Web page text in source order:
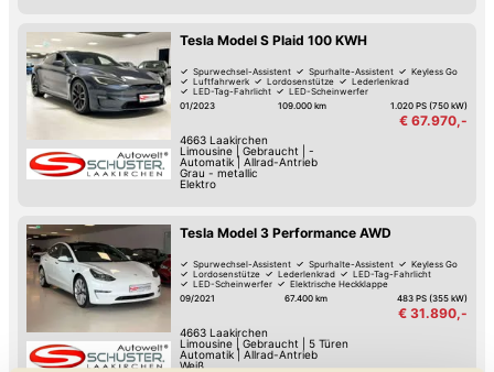
Tesla Model S Plaid 100 KWH
Spurwechsel-Assistent Spurhalte-Assistent
Keyless Go
Luftfahrwerk
Lordosenstütze
Lederlenkrad
LED-Tag-Fahrlicht
LED-Scheinwerfer
01/2023
109.000 km 1.020 PS (750 kW)
€ 67.970,-
4663 Laakirchen
Limousine| Gebraucht|
-
Automatik| Allrad-Antrieb
Grau - metallic
Elektro
Tesla Model 3 Performance AWD
Spurwechsel-Assistent Spurhalte-Assistent
Keyless Go
Lordosenstütze
Lederlenkrad
LED-Tag-Fahrlicht
LED-Scheinwerfer
Elektrische Heckklappe
09/2021
67.400 km 483 PS (355 kW)
€ 31.890,-
4663 Laakirchen
Limousine| Gebraucht|
5 Türen
Automatik| Allrad-Antrieb
Weiß